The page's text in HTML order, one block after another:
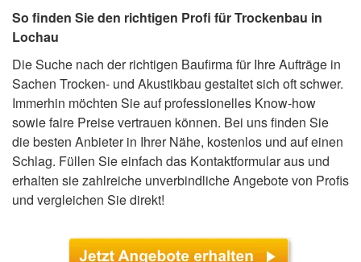
So finden Sie den richtigen Profi für Trockenbau in
Lochau
Die Suche nach der richtigen Baufirma für Ihre Aufträge in
Sachen Trocken- und Akustikbau gestaltet sich oft schwer.
Immerhin möchten Sie auf professionelles Know-how
sowie faire Preise vertrauen können. Bei uns finden Sie
die besten Anbieter in Ihrer Nähe, kostenlos und auf einen
Schlag. Füllen Sie einfach das Kontaktformular aus und
erhalten sie zahlreiche unverbindliche Angebote von Profis
und vergleichen Sie direkt!